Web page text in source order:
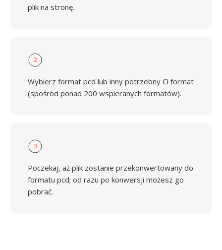
plik na stronę.
2
Wybierz format pcd lub inny potrzebny Ci format
(spośród ponad 200 wspieranych formatów).
3
Poczekaj, aż plik zostanie przekonwertowany do
formatu pcd; od razu po konwersji możesz go
pobrać.